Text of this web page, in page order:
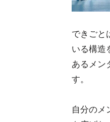
できごと
いる構造
あるメン
す。
自分のメ